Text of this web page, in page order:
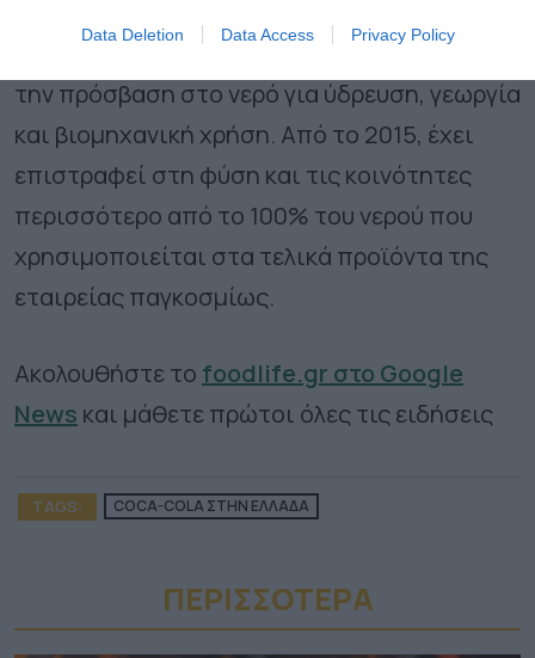
Data Deletion Data Access Privacy Policy
που βελτιώνουν τις λεκάνες απορροής και
την πρόσβαση στο νερό για ύδρευση, γεωργία
και βιομηχανική χρήση. Από το 2015, έχει
επιστραφεί στη φύση και τις κοινότητες
περισσότερο από το 100% του νερού που
χρησιμοποιείται στα τελικά προϊόντα της
εταιρείας παγκοσμίως.
Ακολουθήστε το foodlife.gr στο Google
News και μάθετε πρώτοι όλες τις ειδήσεις
TAGS: COCA-COLA ΣΤΗΝ ΕΛΛΑΔΑ
ΠΕΡΙΣΣΟΤΕΡA